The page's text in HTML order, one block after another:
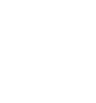
video en
Facebook,